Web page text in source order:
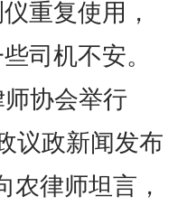
重复使用，
司机不安。
协会举行
议政新闻发布
农律师坦言，